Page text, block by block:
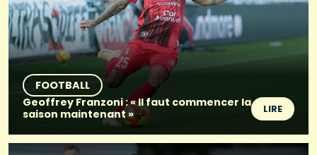
FOOTBALL
Geoffrey Franzoni : « Il faut commencer la
saison maintenant »
LIRE